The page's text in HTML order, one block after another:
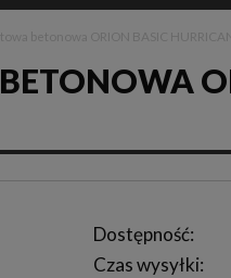
Dostępność:
Czas wysyłki: